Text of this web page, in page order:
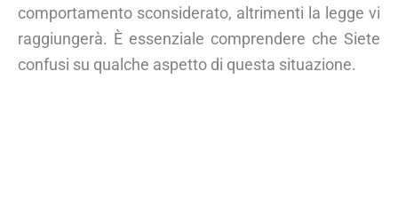
comportamento sconsiderato, altrimenti la legge vi
raggiungerà. È essenziale comprendere che Siete
confusi su qualche aspetto di questa situazione.